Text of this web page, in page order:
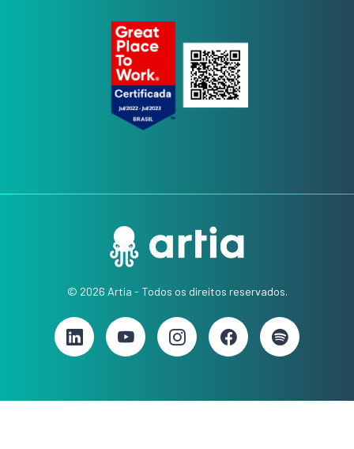
© 2026 Artia - Todos os direitos reservados.